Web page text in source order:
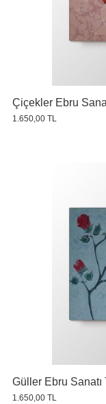
Çiçekler Ebru
1.650,00 TL
Güller Ebru
1.650,00 TL